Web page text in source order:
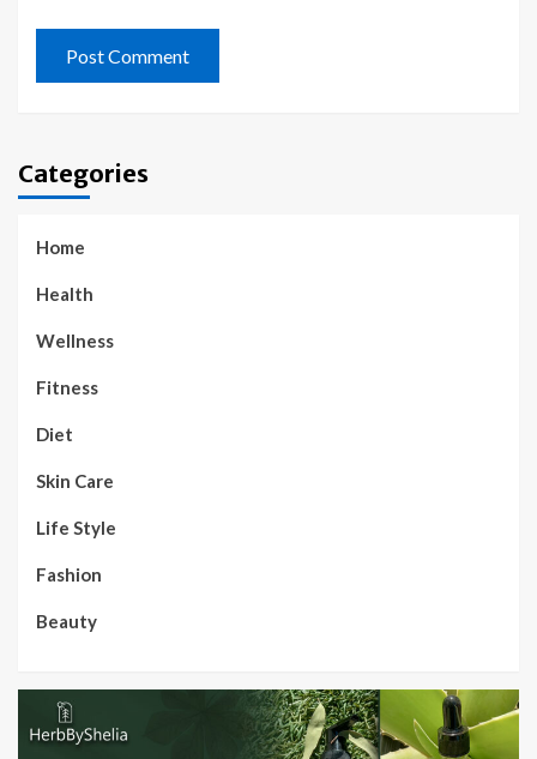
Categories
Home
Health
Wellness
Fitness
Diet
Skin Care
Life Style
Fashion
Beauty